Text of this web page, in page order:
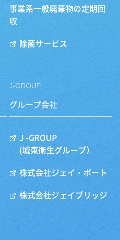
事業系一般廃棄物の定期回
収
除菌サービス
J-GROUP
グループ会社
J -GROUP
(城東衛生グループ）
株式会社ジェイ・ポート
株式会社ジェイブリッジ